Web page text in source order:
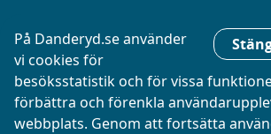
På Danderyd.se använder
vi cookies för
besöksstatistik och för vissa
förbättra och förenkla
webbplats. Genom att fortsätta